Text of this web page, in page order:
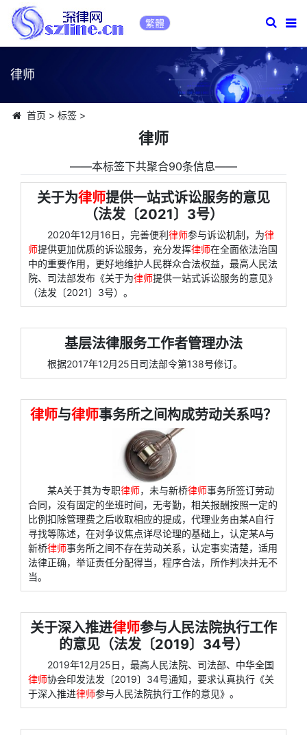
繁體
律师
首页 > 标签>
律师
――本标签下共聚合90条信息――
关于为律师提供一站式诉讼服务的意见
（法发〔2021〕3号）
2020年12月16日，完善便利律师参与诉讼机制，为律
师提供更加优质的诉讼服务，充分发挥律师在全面依法治国
中的重要作用，更好地维护人民群众合法权益，最高人民法
院、司法部发布《关于为律师提供一站式诉讼服务的意见》
（法发〔2021〕3号）。
基层法律服务工作者管理办法
根据2017年12月25日司法部令第138号修订。
律师与律师事务所之间构成劳动关系吗？
某A关于其为专职律师，未与新桥律师事务所签订劳动
合同，没有固定的坐班时间，无考勤，相关报酬按照一定的
比例扣除管理费之后收取相应的提成，代理业务由某A自行
寻找等陈述，在对争议焦点详尽论理的基础上，认定某A与
新桥律师事务所之间不存在劳动关系，认定事实清楚，适用
法律正确，举证责任分配得当，程序合法，所作判决并无不
当。
关于深入推进律师参与人民法院执行工作
的意见（法发〔2019〕34号）
2019年12月25日，最高人民法院、司法部、中华全国
律师协会印发法发〔2019〕34号通知，要求认真执行《关
于深入推进律师参与人民法院执行工作的意见》。